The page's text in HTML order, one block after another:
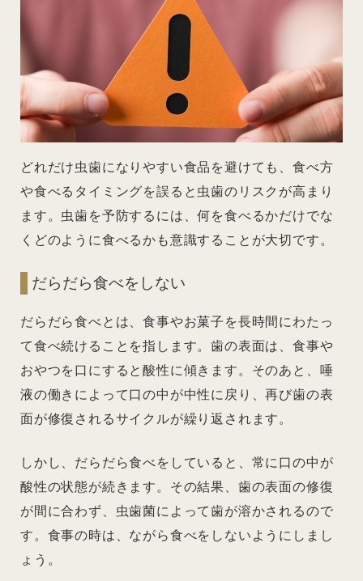
どれだけ虫歯になりやすい食品を避けても、食べ方
や食べるタイミングを誤ると虫歯のリスクが高まり
ます。虫歯を予防するには、何を食べるかだけでな
くどのように食べるかも意識することが大切です。
だらだら食べをしない
だらだら食べとは、食事やお菓子を長時間にわたっ
て食べ続けることを指します。歯の表面は、食事や
おやつを口にすると酸性に傾きます。そのあと、唾
液の働きによって口の中が中性に戻り、再び歯の表
面が修復されるサイクルが繰り返されます。
しかし、だらだら食べをしていると、常に口の中が
酸性の状態が続きます。その結果、歯の表面の修復
が間に合わず、虫歯菌によって歯が溶かされるので
す。食事の時は、ながら食べをしないようにしまし
ょう。